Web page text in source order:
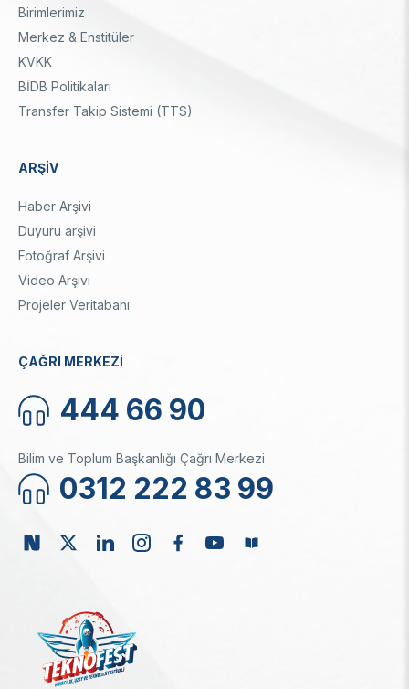
Birimlerimiz
Merkez & Enstitüler
KVKK
BİDB Politikaları
Transfer Takip Sistemi (TTS)
ARŞİV
Haber Arşivi
Duyuru arşivi
Fotoğraf Arşivi
Video Arşivi
Projeler Veritabanı
ÇAĞRI MERKEZİ
444 66 90
Bilim ve Toplum Başkanlığı Çağrı Merkezi
0312 222 83 99